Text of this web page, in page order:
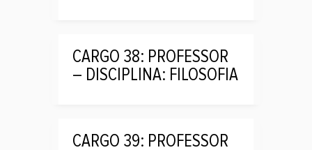
CARGO 38: PROFESSOR
– DISCIPLINA: FILOSOFIA
CARGO 39: PROFESSOR